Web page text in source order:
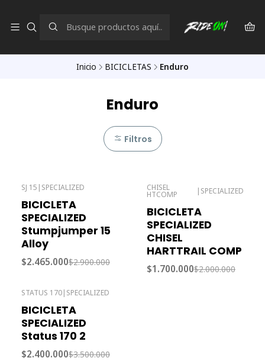
Inicio BICICLETAS Enduro
Enduro
Filtros
Agotado
SJ 15 | SPECIALIZED
BICICLETA
SPECIALIZED
Stumpjumper 15
Alloy
$2.465.000$2.900.000
-15% OFF
Agotado
CHISEL
HTCOMP | SPECIALIZED
BICICLETA
SPECIALIZED
CHISEL
HARTTRAIL COMP
$1.700.000$2.000.000
Agotado
STATUS 170| SPECIALIZED
BICICLETA
SPECIALIZED
Status 170 2
$2.400.000$3.500.000